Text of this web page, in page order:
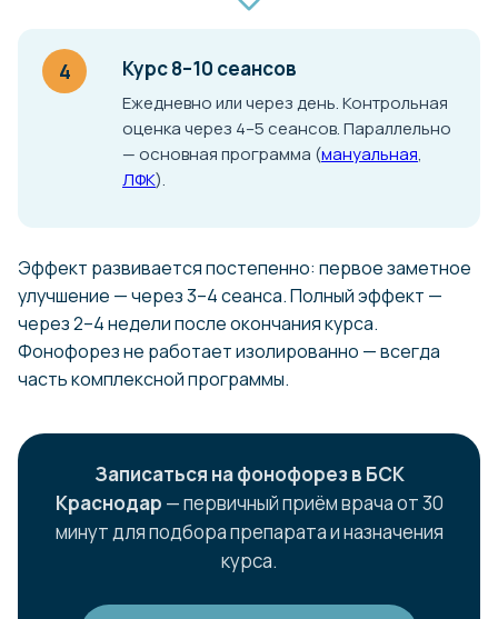
4 Курс 8–10 сеансов
Ежедневно или через день. Контрольная
оценка через 4–5 сеансов. Параллельно
— основная программа (мануальная,
ЛФК).
Эффект развивается постепенно: первое заметное
улучшение — через 3–4 сеанса. Полный эффект —
через 2–4 недели после окончания курса.
Фонофорез не работает изолированно — всегда
часть комплексной программы.
Записаться на фонофорез в БСК
Краснодар — первичный приём врача от 30
минут для подбора препарата и назначения
курса.